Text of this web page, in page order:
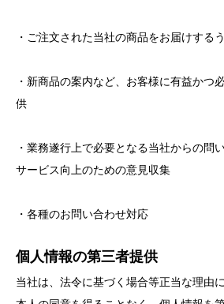
・ご注文された当社の商品をお届けする
・新商品の案内など、お客様に有益かつ
供
・業務遂行上で必要となる当社からの問
サービス向上のための意見収集
・各種のお問い合わせ対応
個人情報の第三者提供
当社は、法令に基づく場合等正当な理由